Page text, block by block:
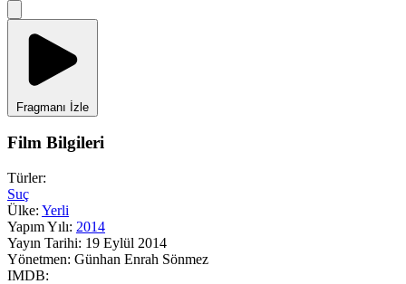
Fragmanı İzle
Film Bilgileri
Türler:
Suç
Ülke: Yerli
Yapım Yılı: 2014
Yayın Tarihi: 19 Eylül 2014
Yönetmen: Günhan Enrah Sönmez
IMDB: